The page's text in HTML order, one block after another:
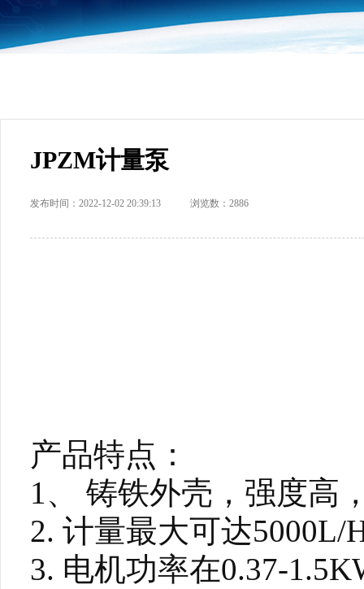
JPZM计量泵
发布时间：2022-12-02 20:39:13 浏览数：2886
产品特点：
1、 铸铁外壳，强度高
2. 计量最大可达5000L/
3. 电机功率在0.37-